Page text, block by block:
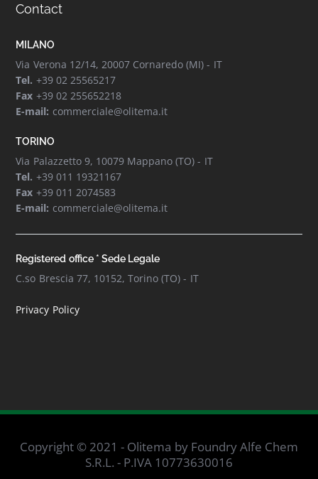
Contact
MILANO
Via Verona 12/14, 20007 Cornaredo (MI) - IT
Tel. +39 02 25565217
Fax +39 02 255652218
E-mail: commerciale@olitema.it
TORINO
Via Palazzetto 9, 10079 Mappano (TO) - IT
Tel. +39 011 19321167
Fax +39 011 2074583
E-mail: commerciale@olitema.it
Registered office * Sede Legale
C.so Brescia 77, 10152, Torino (TO) - IT
Privacy Policy
Copyright © 2021 - Olitema by Foundry Alfe Chem
S.R.L. - P.IVA 10773630016